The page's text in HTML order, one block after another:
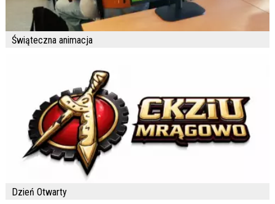
Świąteczna animacja
Dzień Otwarty